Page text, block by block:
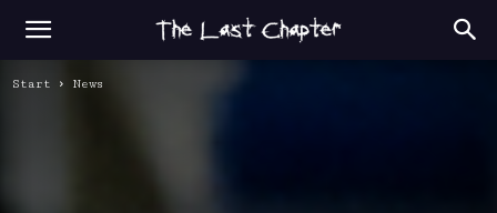
Start News